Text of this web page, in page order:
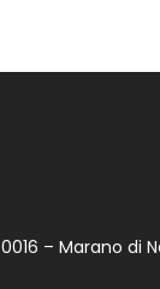
– Marano di